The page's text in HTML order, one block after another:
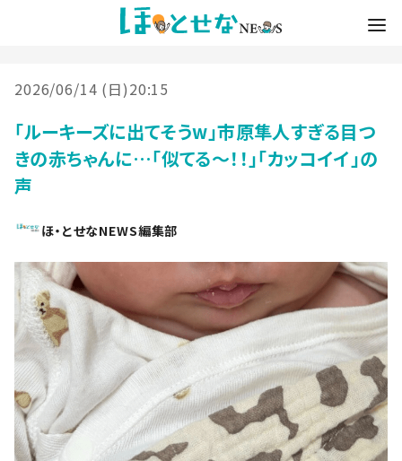
2026/06/14 (日)20:15
「ルーキーズに出てそうw」市原隼人すぎる目つ
きの赤ちゃんに…「似てる～！！」「カッコイイ」の
声
ほ・とせなNEWS編集部